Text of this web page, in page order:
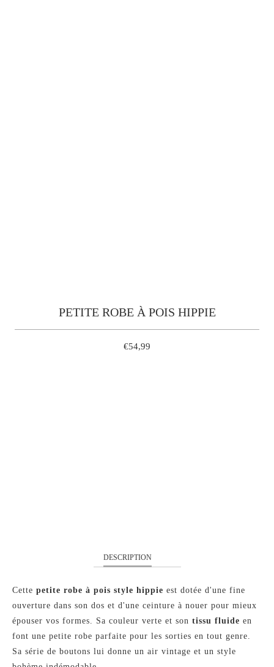
PETITE ROBE À POIS HIPPIE
€54,99
DESCRIPTION
Cette petite robe à pois style hippie est dotée d'une fine
ouverture dans son dos et d'une ceinture à nouer pour mieux
épouser vos formes. Sa couleur verte et son tissu fluide en
font une petite robe parfaite pour les sorties en tout genre.
Sa série de boutons lui donne un air vintage et un style